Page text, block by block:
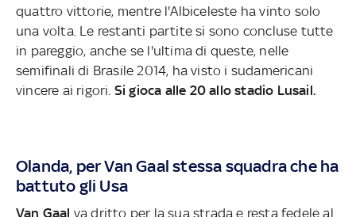
quattro vittorie, mentre l'Albiceleste ha vinto solo
una volta. Le restanti partite si sono concluse tutte
in pareggio, anche se l'ultima di queste, nelle
semifinali di Brasile 2014, ha visto i sudamericani
vincere ai rigori. Si gioca alle 20 allo stadio Lusail.
Olanda, per Van Gaal stessa squadra che ha
battuto gli Usa
Van Gaal va dritto per la sua strada e resta fedele al